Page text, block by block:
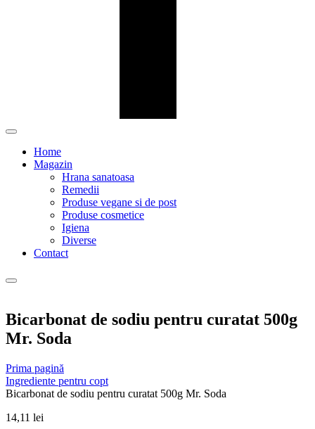
Home
Magazin
Hrana sanatoasa
Remedii
Produse vegane si de post
Produse cosmetice
Igiena
Diverse
Contact
Bicarbonat de sodiu pentru curatat 500g
Mr. Soda
Prima pagină
Ingrediente pentru copt
Bicarbonat de sodiu pentru curatat 500g Mr. Soda
14,11 lei